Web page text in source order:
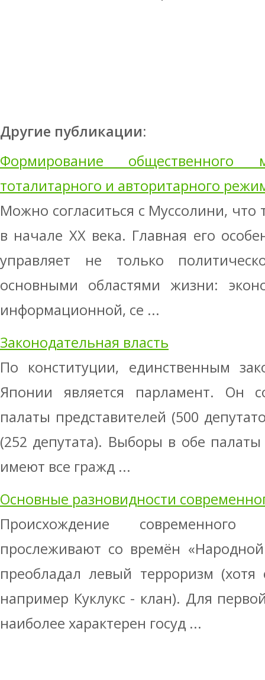
Другие публикации:
Формирование
тоталитарного и авторитарного
Можно согласиться с Муссолини, что
в начале XX века. Главная его
управляет не только
основными областями жизни:
информационной, се ...
Законодательная власть
По конституции, единственным
Японии является парламент. Он
палаты представителей (500
(252 депутата). Выборы в обе
имеют все гражд ...
Основные разновидности
Происхождение
прослеживают со времён
преобладал левый терроризм
например Куклукс - клан). Для
наиболее характерен госуд ...